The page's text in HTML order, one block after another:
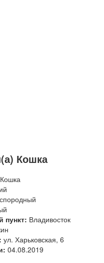
Кошка
Кошка
пункт: Владивосток
ул. Харьковская, 6
04.08.2019